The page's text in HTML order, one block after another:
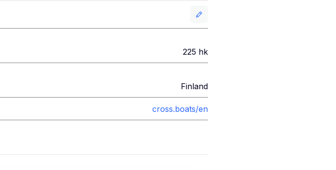
225 hk
Finland
cross.boats/en